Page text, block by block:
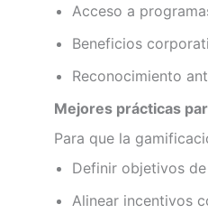
Acceso a
Beneficios
Reconocimiento
Mejores prácticas
Para que la
Definir objetivos
Alinear incentivos